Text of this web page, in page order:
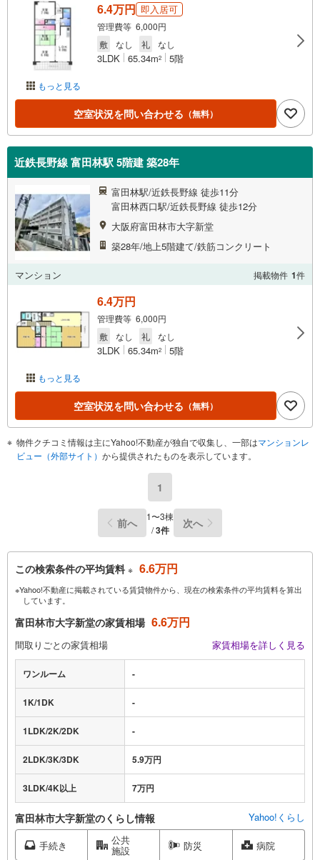
もっと見る
6.4万円 即入居可
管理費等 6,000円
敷
なし 礼 なし
3LDK 65.34m2 5階
空室状況を問い合わせる （無料）
近鉄長野線 富田林駅 5階建 築28年
富田林駅/近鉄長野線 徒歩11分
富田林西口駅/近鉄長野線 徒歩12分
大阪府富田林市大字新堂
築28年/地上5階建て/鉄筋コンクリート
マンション 掲載物件 1件
もっと見る
6.4万円
管理費等 6,000円
敷
なし 礼 なし
3LDK 65.34m2 5階
空室状況を問い合わせる （無料）
物件クチコミ情報は主にYahoo!不動産が独自で収集し、一部はマンションレ
ビュー（外部サイト） から提供されたものを表示しています。
1
前へ
1〜3棟
/3件 次へ
この検索条件の平均賃料 ※ 6.6万円
※Yahoo!不動産に掲載されている賃貸物件から、現在の検索条件の平均賃料を算出
しています。
富田林市大字新堂の家賃相場 6.6万円
間取りごとの家賃相場 家賃相場を詳しく見る
ワンルーム -
1K/1DK -
1LDK/2K/2DK -
2LDK/3K/3DK 5.9万円
3LDK/4K以上 7万円
富田林市大字新堂のくらし情報 Yahoo!くらし
手続き 公共
施設 防災 病院